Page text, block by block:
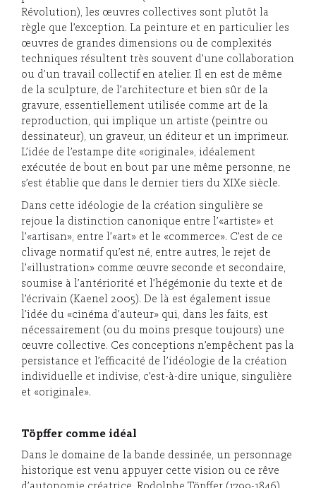
Révolution), les œuvres collectives sont plutôt la
règle que l’exception. La peinture et en particulier les
œuvres de grandes dimensions ou de complexités
techniques résultent très souvent d’une collaboration
ou d’un travail collectif en atelier. Il en est de même
de la sculpture, de l’architecture et bien sûr de la
gravure, essentiellement utilisée comme art de la
reproduction, qui implique un artiste (peintre ou
dessinateur), un graveur, un éditeur et un imprimeur.
L’idée de l’estampe dite «originale», idéalement
exécutée de bout en bout par une même personne, ne
s’est établie que dans le dernier tiers du XIXe siècle.
Dans cette idéologie de la création singulière se
rejoue la distinction canonique entre l’«artiste» et
l’«artisan», entre l’«art» et le «commerce». C’est de ce
clivage normatif qu’est né, entre autres, le rejet de
l’«illustration» comme œuvre seconde et secondaire,
soumise à l’antériorité et l’hégémonie du texte et de
l’écrivain (Kaenel 2005). De là est également issue
l’idée du «cinéma d’auteur» qui, dans les faits, est
nécessairement (ou du moins presque toujours) une
œuvre collective. Ces conceptions n’empêchent pas la
persistance et l’efficacité de l’idéologie de la création
individuelle et indivise, c’est-à-dire unique, singulière
et «originale».
Töpffer comme idéal
Dans le domaine de la bande dessinée, un personnage
historique est venu appuyer cette vision ou ce rêve